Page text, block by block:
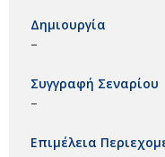
Δημιουργία
–
Συγγραφή Σεναρίου
–
Επιμέλεια